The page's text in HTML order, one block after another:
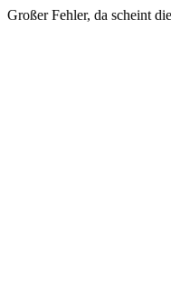
Großer Fehler, da scheint